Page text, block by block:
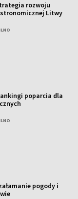
rozwoju
Litwy
poparcia dla
pogody i